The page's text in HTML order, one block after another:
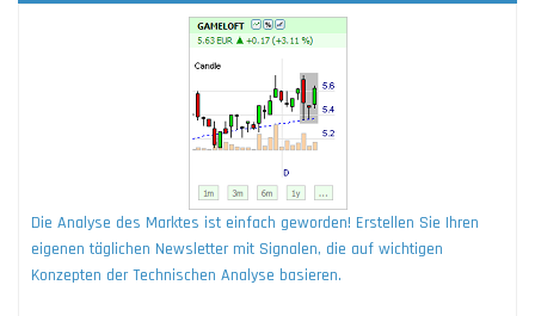
Die Analyse des Marktes ist einfach geworden! Erstellen Sie Ihren
eigenen täglichen Newsletter mit Signalen, die auf wichtigen
Konzepten der Technischen Analyse basieren.